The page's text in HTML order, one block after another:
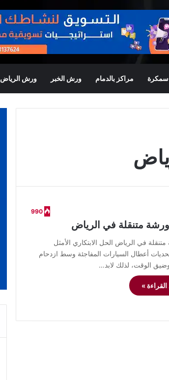
سمكرة مراكز بالدمام ورش الخبر ورش الرياض
990
متنقلة في الرياض
في الرياض الحل الابتكاري الأمثل
أعطال السيارات المفاجئة وسط ازدحام
الوقت، لذلك لابد…
»